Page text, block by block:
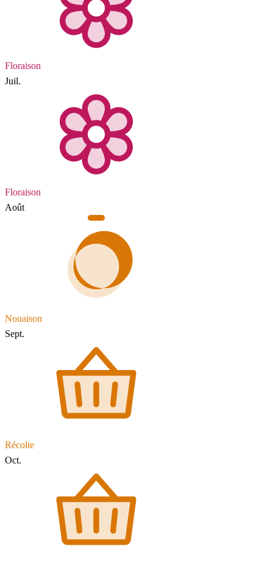
Floraison
Juil.
Floraison
Août
Nouaison
Sept.
Récolte
Oct.